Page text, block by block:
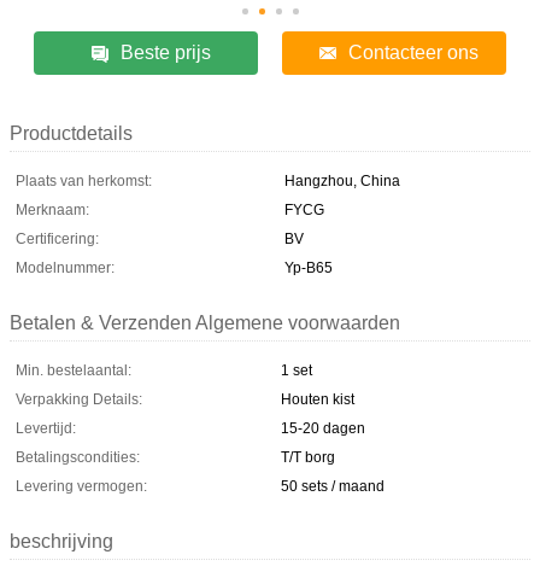
Beste prijs Contacteer ons
Productdetails
Plaats van herkomst:
Hangzhou, China
Merknaam:
FYCG
Certificering:
BV
Modelnummer:
Yp-B65
Betalen & Verzenden Algemene voorwaarden
Min. bestelaantal:
1 set
Verpakking Details:
Houten kist
Levertijd:
15-20 dagen
Betalingscondities:
T/T borg
Levering vermogen:
50 sets / maand
beschrijving